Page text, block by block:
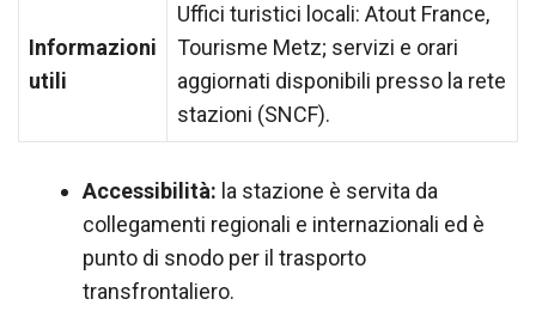
Informazioni
utili
Uffici turistici locali: Atout France,
Tourisme Metz; servizi e orari
aggiornati disponibili presso la rete
stazioni (SNCF).
Accessibilità: la stazione è servita da
collegamenti regionali e internazionali ed è
punto di snodo per il trasporto
transfrontaliero.